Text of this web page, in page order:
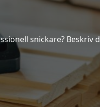
snickare?